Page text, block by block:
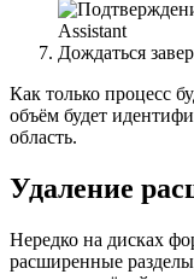
Дождаться
Как только процесс
объём будет
область.
Удаление
Нередко на дисках
расширенные